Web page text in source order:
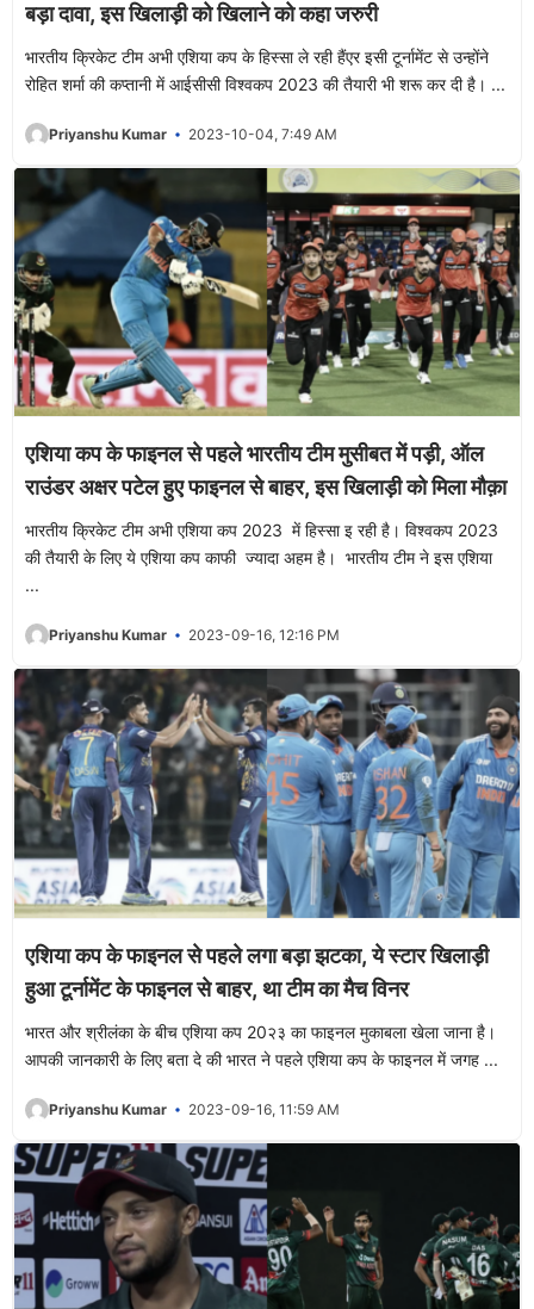
बड़ा दावा, इस खिलाड़ी को खिलाने को कहा जरुरी
भारतीय क्रिकेट टीम अभी एशिया कप के हिस्सा ले रही हैंएर इसी टूर्नामेंट से उन्होंने
रोहित शर्मा की कप्तानी में आईसीसी विश्वकप 2023 की तैयारी भी शरू कर दी है। ...
Priyanshu Kumar 2023-10-04, 7:49 AM
एशिया कप के फाइनल से पहले भारतीय टीम मुसीबत में पड़ी, ऑल
राउंडर अक्षर पटेल हुए फाइनल से बाहर, इस खिलाड़ी को मिला मौक़ा
भारतीय क्रिकेट टीम अभी एशिया कप 2023 में हिस्सा इ रही है। विश्वकप 2023
की तैयारी के लिए ये एशिया कप काफी ज्यादा अहम है। भारतीय टीम ने इस एशिया
...
Priyanshu Kumar 2023-09-16, 12:16 PM
एशिया कप के फाइनल से पहले लगा बड़ा झटका, ये स्टार खिलाड़ी
हुआ टूर्नामेंट के फाइनल से बाहर, था टीम का मैच विनर
भारत और श्रीलंका के बीच एशिया कप 20२३ का फाइनल मुकाबला खेला जाना है।
आपकी जानकारी के लिए बता दे की भारत ने पहले एशिया कप के फाइनल में जगह ...
Priyanshu Kumar 2023-09-16, 11:59 AM